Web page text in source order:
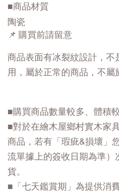
■商品材質
陶瓷
📌 購買前請留意
商品表面有冰裂紋設計，不
用，屬於正常的商品，不屬
■購買商品數量較多、體積
■對於在繪木屋鄉村實木家
商品，若有「瑕疵&損壞」
流單據上的簽收日期為準
貨。
■「七天鑑賞期」為提供消